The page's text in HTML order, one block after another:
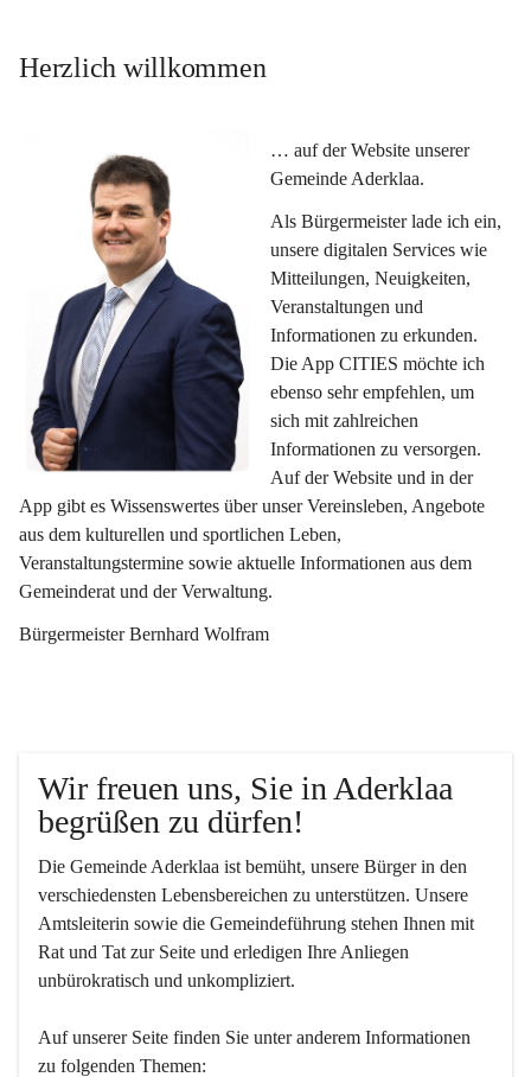
Herzlich willkommen
… auf der Website unserer
Gemeinde Aderklaa.
Als Bürgermeister lade ich ein,
unsere digitalen Services wie
Mitteilungen, Neuigkeiten,
Veranstaltungen und
Informationen zu erkunden.
Die App CITIES möchte ich
ebenso sehr empfehlen, um
sich mit zahlreichen
Informationen zu versorgen.
Auf der Website und in der
App gibt es Wissenswertes über unser Vereinsleben, Angebote
aus dem kulturellen und sportlichen Leben,
Veranstaltungstermine sowie aktuelle Informationen aus dem
Gemeinderat und der Verwaltung.
Bürgermeister Bernhard Wolfram
Wir freuen uns, Sie in Aderklaa
begrüßen zu dürfen!
Die Gemeinde Aderklaa ist bemüht, unsere Bürger in den
verschiedensten Lebensbereichen zu unterstützen. Unsere
Amtsleiterin sowie die Gemeindeführung stehen Ihnen mit
Rat und Tat zur Seite und erledigen Ihre Anliegen
unbürokratisch und unkompliziert.
Auf unserer Seite finden Sie un­ter an­de­rem Informationen
zu folgenden Themen: